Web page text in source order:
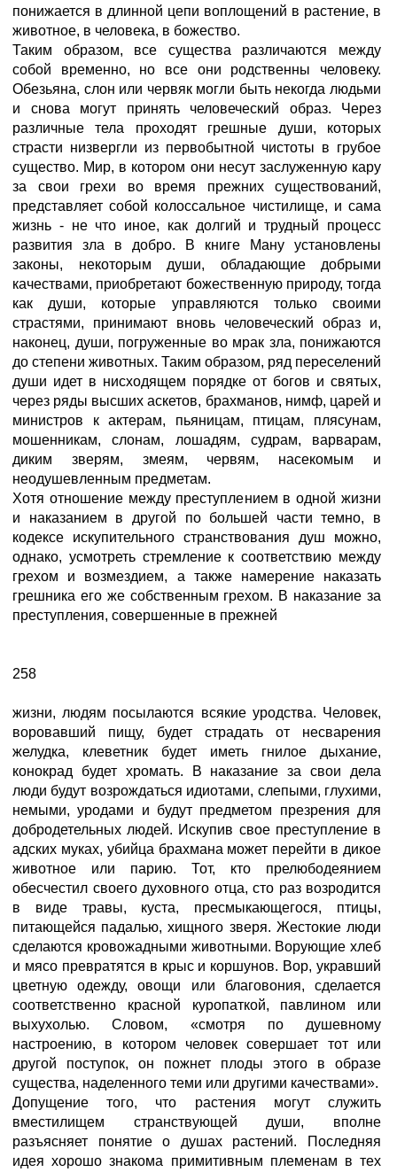
понижается в длинной цепи воплощений в растение, в
животное, в человека, в божество.
Таким образом, все существа различаются между
собой временно, но все они родственны человеку.
Обезьяна, слон или червяк могли быть некогда людьми
и снова могут принять человеческий образ. Через
различные тела проходят грешные души, которых
страсти низвергли из первобытной чистоты в грубое
существо. Мир, в котором они несут заслуженную кару
за свои грехи во время прежних существований,
представляет собой колоссальное чистилище, и сама
жизнь - не что иное, как долгий и трудный процесс
развития зла в добро. В книге Ману установлены
законы, некоторым души, обладающие добрыми
качествами, приобретают божественную природу, тогда
как души, которые управляются только своими
страстями, принимают вновь человеческий образ и,
наконец, души, погруженные во мрак зла, понижаются
до степени животных. Таким образом, ряд переселений
души идет в нисходящем порядке от богов и святых,
через ряды высших аскетов, брахманов, нимф, царей и
министров к актерам, пьяницам, птицам, плясунам,
мошенникам, слонам, лошадям, судрам, варварам,
диким зверям, змеям, червям, насекомым и
неодушевленным предметам.
Хотя отношение между преступлением в одной жизни
и наказанием в другой по большей части темно, в
кодексе искупительного странствования душ можно,
однако, усмотреть стремление к соответствию между
грехом и возмездием, а также намерение наказать
грешника его же собственным грехом. В наказание за
преступления, совершенные в прежней
258
жизни, людям посылаются всякие уродства. Человек,
воровавший пищу, будет страдать от несварения
желудка, клеветник будет иметь гнилое дыхание,
конокрад будет хромать. В наказание за свои дела
люди будут возрождаться идиотами, слепыми, глухими,
немыми, уродами и будут предметом презрения для
добродетельных людей. Искупив свое преступление в
адских муках, убийца брахмана может перейти в дикое
животное или парию. Тот, кто прелюбодеянием
обесчестил своего духовного отца, сто раз возродится
в виде травы, куста, пресмыкающегося, птицы,
питающейся падалью, хищного зверя. Жестокие люди
сделаются кровожадными животными. Ворующие хлеб
и мясо превратятся в крыс и коршунов. Вор, укравший
цветную одежду, овощи или благовония, сделается
соответственно красной куропаткой, павлином или
выхухолью. Словом, «смотря по душевному
настроению, в котором человек совершает тот или
другой поступок, он пожнет плоды этого в образе
существа, наделенного теми или другими качествами».
Допущение того, что растения могут служить
вместилищем странствующей души, вполне
разъясняет понятие о душах растений. Последняя
идея хорошо знакома примитивным племенам в тех